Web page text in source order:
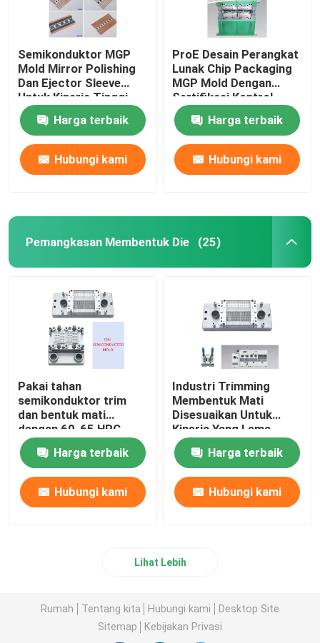
Semikonduktor MGP
Mold Mirror Polishing
Dan Ejector Sleeve
Untuk Kinerja Tinggi
Harga terbaik
Hubungi kami
ProE Desain Perangkat
Lunak Chip Packaging
MGP Mold Dengan
Sertifikasi Kontrol
ISO9001 2015
Harga terbaik
Hubungi kami
Pemangkasan Membentuk Die (25)
Pakai tahan
semikonduktor trim
dan bentuk mati
dengan 60-65 HRC
kekerasan
Harga terbaik
Hubungi kami
Industri Trimming
Membentuk Mati
Disesuaikan Untuk
Kinerja Yang Lama
Harga terbaik
Hubungi kami
Lihat Lebih
Rumah Tentang kita Hubungi kami
Desktop Site
Sitemap
Kebijakan Privasi